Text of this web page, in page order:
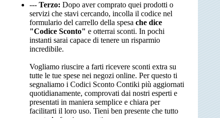
--- Terzo: Dopo aver comprato quei prodotti o
servizi che stavi cercando, incolla il codice nel
formulario del carrello della spesa che dice
"Codice Sconto" e otterrai sconti. In pochi
instanti sarai capace di tenere un risparmio
incredibile.
Vogliamo riuscire a farti ricevere sconti extra su
tutte le tue spese nei negozi online. Per questo ti
segnaliamo i Codici Sconto Contiki più aggiornati
quotidianamente, comprovati dai nostri esperti e
presentati in maniera semplice e chiara per
facilitarti il loro uso. Tieni ben presente che tutto